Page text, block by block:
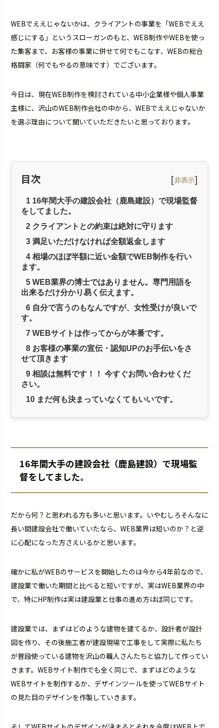
WEBでええじゃないかは、クライアントの事業を「WEBでええ
感じにする」というスローガンのもと、WEB制作やWEBを使っ
た集客まで、お客様の事業に併せて何でもこなす、WEBの総合
格闘家（何でもやるの意味です）でございます。
今日は、現在WEB制作を検討されている中小企業様や個人事業
主様に、沢山のWEB制作会社の中から、WEBでええじゃないか
を選ぶ理由について聞いていただきたいと思っております。
目次 [非表示]
1 16年間大手の建設会社（鹿島建設）で現場監督
をしてました。
2 クライアントとの約束は絶対に守ります
3 満足いただけなければ全額返金します
4 相場のほぼ半額に近い金額でWEB制作を行い
ます。
5 WEB業界の博士ではありません。専門用語を
出来るだけ分かり易く伝えます。
6 自分で言うのもなんですが、女性受けが良いで
す。
7 WEBサイトは作ってからが本番です。
8 お客様の事業の宣伝・認知UPのお手伝いをさ
せて頂きます
9 相談は無料です！！ 今すぐお問い合わせくだ
さい。
10 まだ何も決まっていなくてもいいです。
16年間大手の建設会社（鹿島建設）で現場監
督をしてました。
だから何？と思われる方も多いと思います。いやむしろそんなに
長い間建設会社で働いていたなら、WEB業界は短いのか？と逆
に心配になった方さえいるかと思います。
確かに私がWEBのサービスを開始したのは今から4年前なので、
建設業で働いた期間と比べると短いですが、実はWEB業界の中
で、特にHP制作は実は建設業と仕事の進め方ほぼ同じです。
建設業では、まずはどのような建物を建てるか、設計者が設計
図を作り、その後施工者が建設現場で工事をして実際に私たち
が普段使っている建物を沢山の職人さんたちと協力して作ってい
きます。WEBサイト制作でも全く同じで、まずはどのような
WEBサイトを制作するか、デザインツールを使ってWEBサイト
の見た目のデザインを作製していきます。